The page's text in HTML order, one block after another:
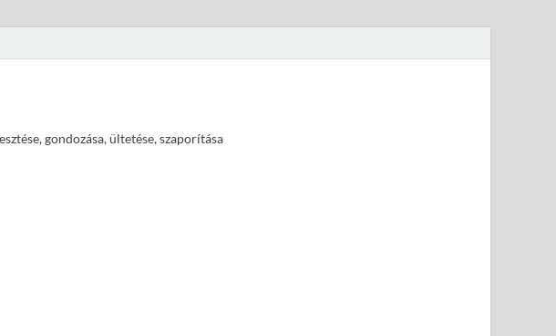
gondozása, ültetése, szaporítása